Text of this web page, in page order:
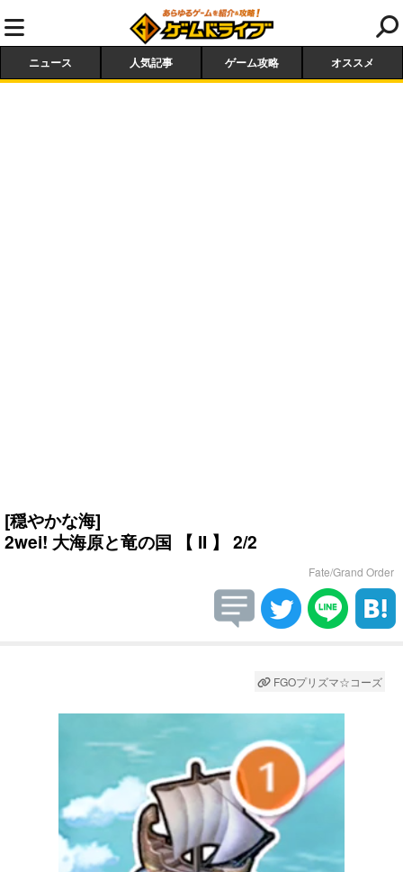
ニュース 人気記事 ゲーム攻略 オススメ
[穏やかな海]
2wei! 大海原と竜の国 【 II 】 2/2
Fate/Grand Order
FGOプリズマ☆コーズ